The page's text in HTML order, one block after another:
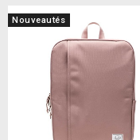
Nouveautés